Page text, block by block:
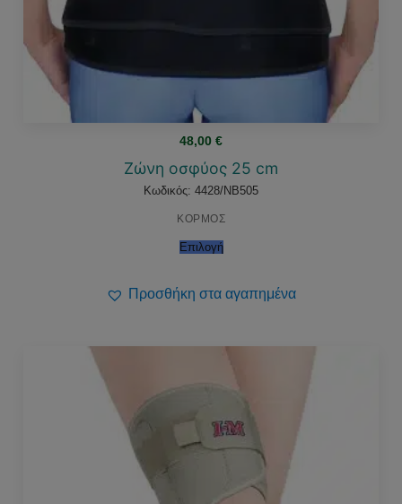
48,00 €
Ζώνη οσφύος 25 cm
Κωδικός: 4428/NB505
ΚΟΡΜΟΣ
Επιλογή
Προσθήκη στα αγαπημένα